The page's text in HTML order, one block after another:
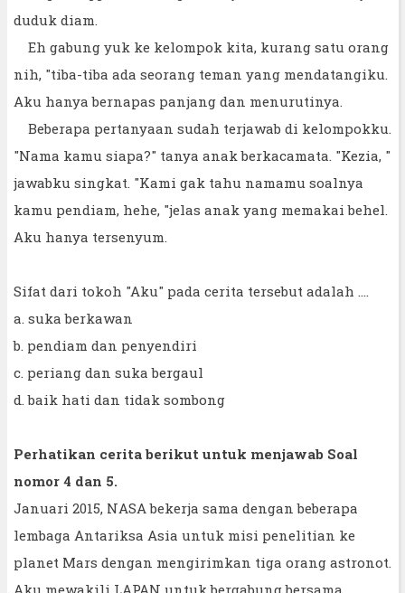
duduk diam.
Eh gabung yuk ke kelompok kita, kurang satu orang
nih, "tiba-tiba ada seorang teman yang mendatangiku.
Aku hanya bernapas panjang dan menurutinya.
Beberapa pertanyaan sudah terjawab di kelompokku.
"Nama kamu siapa?" tanya anak berkacamata. "Kezia, "
jawabku singkat. "Kami gak tahu namamu soalnya
kamu pendiam, hehe, "jelas anak yang memakai behel.
Aku hanya tersenyum.
Sifat dari tokoh "Aku" pada cerita tersebut adalah ....
a. suka berkawan
b. pendiam dan penyendiri
c. periang dan suka bergaul
d. baik hati dan tidak sombong
Perhatikan cerita berikut untuk menjawab Soal
nomor 4 dan 5.
Januari 2015, NASA bekerja sama dengan beberapa
lembaga Antariksa Asia untuk misi penelitian ke
planet Mars dengan mengirimkan tiga orang astronot.
Aku mewakili LAPAN untuk bergabung bersama